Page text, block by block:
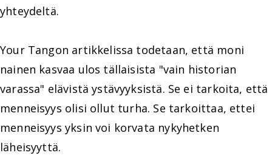
yhteydeltä.
Your Tangon artikkelissa todetaan, että moni
nainen kasvaa ulos tällaisista "vain historian
varassa" elävistä ystävyyksistä. Se ei tarkoita, että
menneisyys olisi ollut turha. Se tarkoittaa, ettei
menneisyys yksin voi korvata nykyhetken
läheisyyttä.